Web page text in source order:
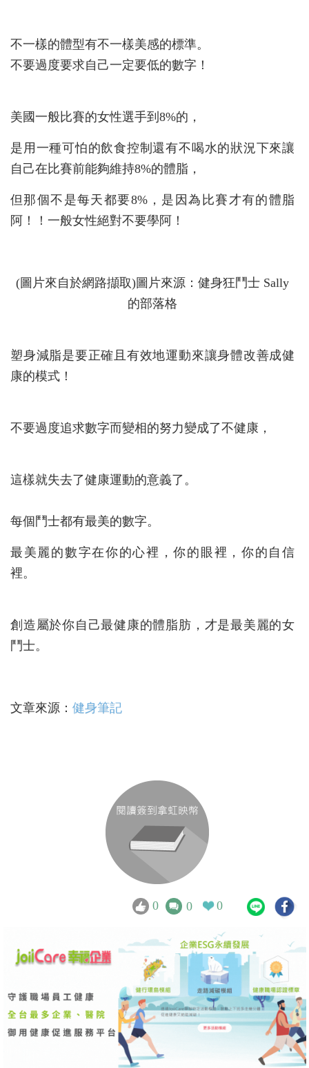
不一樣的體型有不一樣美感的標準。
不要過度要求自己一定要低的數字！
美國一般比賽的女性選手到8%的，
是用一種可怕的飲食控制還有不喝水的狀況下來讓
自己在比賽前能夠維持8%的體脂，
但那個不是每天都要8%，是因為比賽才有的體脂
阿！！一般女性絕對不要學阿！
(圖片來自於網路擷取)圖片來源：健身狂鬥士 Sally
的部落格
塑身減脂是要正確且有效地運動來讓身體改善成健
康的模式！
不要過度追求數字而變相的努力變成了不健康，
這樣就失去了健康運動的意義了。
每個鬥士都有最美的數字。
最美麗的數字在你的心裡，你的眼裡，你的自信
裡。
創造屬於你自己最健康的體脂肪，才是最美麗的女
鬥士。
文章來源： 健身筆記
0 0 0